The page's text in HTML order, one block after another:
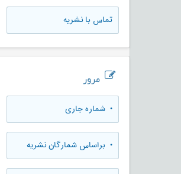
تماس با نشریه
مرور
• شماره جاری
• براساس شمارگان نشریه